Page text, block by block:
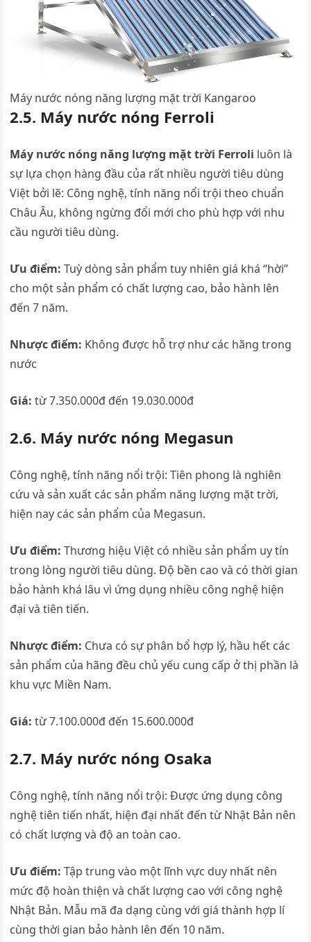
Máy nước nóng năng lượng mặt trời Kangaroo
2.5. Máy nước nóng Ferroli
Máy nước nóng năng lượng mặt trời Ferroli luôn là
sự lựa chọn hàng đầu của rất nhiều người tiêu dùng
Việt bởi lẽ: Công nghệ, tính năng nổi trội theo chuẩn
Châu Âu, không ngừng đổi mới cho phù hợp với nhu
cầu người tiêu dùng.
Ưu điểm: Tuỳ dòng sản phẩm tuy nhiên giá khá “hời”
cho một sản phẩm có chất lượng cao, bảo hành lên
đến 7 năm.
Nhược điểm: Không được hỗ trợ như các hãng trong
nước
Giá: từ 7.350.000đ đến 19.030.000đ
2.6. Máy nước nóng Megasun
Công nghệ, tính năng nổi trội: Tiên phong là nghiên
cứu và sản xuất các sản phẩm năng lượng mặt trời,
hiện nay các sản phẩm của Megasun.
Ưu điểm: Thương hiệu Việt có nhiều sản phẩm uy tín
trong lòng người tiêu dùng. Độ bền cao và có thời gian
bảo hành khá lâu vì ứng dụng nhiều công nghệ hiện
đại và tiên tiến.
Nhược điểm: Chưa có sự phân bổ hợp lý, hầu hết các
sản phẩm của hãng đều chủ yếu cung cấp ở thị phần là
khu vực Miền Nam.
Giá: từ 7.100.000đ đến 15.600.000đ
2.7. Máy nước nóng Osaka
Công nghệ, tính năng nổi trội: Được ứng dụng công
nghệ tiên tiến nhất, hiện đại nhất đến từ Nhật Bản nên
có chất lượng và độ an toàn cao.
Ưu điểm: Tập trung vào một lĩnh vực duy nhất nên
mức độ hoàn thiện và chất lượng cao với công nghệ
Nhật Bản. Mẫu mã đa dạng cùng với giá thành hợp lí
cùng thời gian bảo hành lên đến 10 năm.